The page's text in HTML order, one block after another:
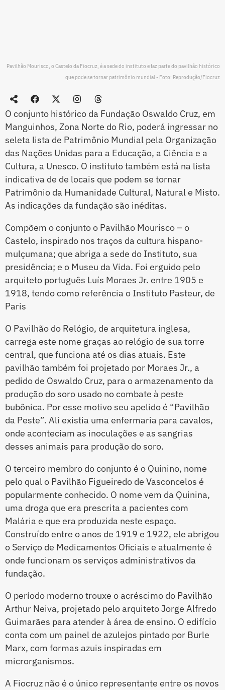
Pavilhão Mourisco, o Castelo da Fiocruz, é a sede do instituto e faz parte do pavilhão histórico
que pode se tornar patrimônio mundial - Foto: Reprodução/Fiocruz
O conjunto histórico da Fundação Oswaldo Cruz, em
Manguinhos, Zona Norte do Rio, poderá ingressar no
seleta lista de Patrimônio Mundial pela Organização
das Nações Unidas para a Educação, a Ciência e a
Cultura, a Unesco. O instituto também está na lista
indicativa de de locais que podem se tornar
Patrimônio da Humanidade Cultural, Natural e Misto.
As indicações da fundação são inéditas.
Compõem o conjunto o Pavilhão Mourisco – o
Castelo, inspirado nos traços da cultura hispano-
mulçumana; que abriga a sede do Instituto, sua
presidência; e o Museu da Vida. Foi erguido pelo
arquiteto português Luís Moraes Jr. entre 1905 e
1918, tendo como referência o Instituto Pasteur, de
Paris
O Pavilhão do Relógio, de arquitetura inglesa,
carrega este nome graças ao relógio de sua torre
central, que funciona até os dias atuais. Este
pavilhão também foi projetado por Moraes Jr., a
pedido de Oswaldo Cruz, para o armazenamento da
produção do soro usado no combate à peste
bubônica. Por esse motivo seu apelido é “Pavilhão
da Peste”. Ali existia uma enfermaria para cavalos,
onde aconteciam as inoculações e as sangrias
desses animais para produção do soro.
O terceiro membro do conjunto é o Quinino, nome
pelo qual o Pavilhão Figueiredo de Vasconcelos é
popularmente conhecido. O nome vem da Quinina,
uma droga que era prescrita a pacientes com
Malária e que era produzida neste espaço.
Construído entre o anos de 1919 e 1922, ele abrigou
o Serviço de Medicamentos Oficiais e atualmente é
onde funcionam os serviços administrativos da
fundação.
O período moderno trouxe o acréscimo do Pavilhão
Arthur Neiva, projetado pelo arquiteto Jorge Alfredo
Guimarães para atender à área de ensino. O edifício
conta com um painel de azulejos pintado por Burle
Marx, com formas azuis inspiradas em
microrganismos.
A Fiocruz não é o único representante entre os novos